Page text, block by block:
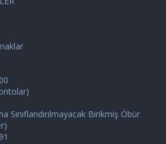
Sınıflandırılmayacak Birikmiş Öbür